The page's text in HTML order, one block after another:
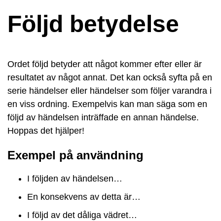
Följd betydelse
Ordet följd betyder att något kommer efter eller är
resultatet av något annat. Det kan också syfta på en
serie händelser eller händelser som följer varandra i
en viss ordning. Exempelvis kan man säga som en
följd av händelsen inträffade en annan händelse.
Hoppas det hjälper!
Exempel på användning
I följden av händelsen…
En konsekvens av detta är…
I följd av det dåliga vädret…